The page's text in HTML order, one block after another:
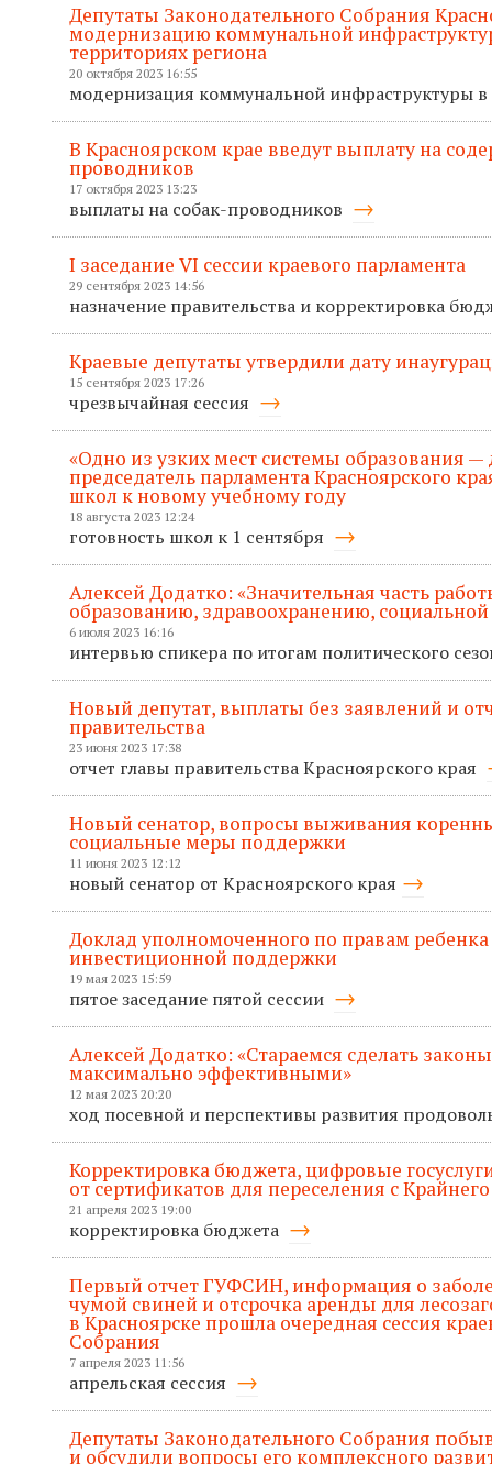
Депутаты Законодательного Собрания
модернизацию коммунальной
территориях региона
20 октября 2023 16:55
модернизация коммунальной инфраструктуры в
В Красноярском крае введут выплату на
проводников
17 октября 2023 13:23
выплаты на собак-проводников
I заседание VI сессии краевого парламента
29 сентября 2023 14:56
назначение правительства и корректировка
Краевые депутаты утвердили дату
15 сентября 2023 17:26
чрезвычайная сессия
«Одно из узких мест системы образования —
председатель парламента Красноярского
школ к новому учебному году
18 августа 2023 12:24
готовность школ к 1 сентября
Алексей Додатко: «Значительная часть
образованию, здравоохранению,
6 июля 2023 16:16
интервью спикера по итогам политического
Новый депутат, выплаты без заявлений и
правительства
23 июня 2023 17:38
отчет главы правительства Красноярского края
Новый сенатор, вопросы выживания
социальные меры поддержки
11 июня 2023 12:12
новый сенатор от Красноярского края
Доклад уполномоченного по правам
инвестиционной поддержки
19 мая 2023 15:59
пятое заседание пятой сессии
Алексей Додатко: «Стараемся сделать
максимально эффективными»
12 мая 2023 20:20
ход посевной и перспективы развития
Корректировка бюджета, цифровые
от сертификатов для переселения с
21 апреля 2023 19:00
корректировка бюджета
Первый отчет ГУФСИН, информация о
чумой свиней и отсрочка аренды для
в Красноярске прошла очередная сессия
Собрания
7 апреля 2023 11:56
апрельская сессия
Депутаты Законодательного Собрания
и обсудили вопросы его комплексного